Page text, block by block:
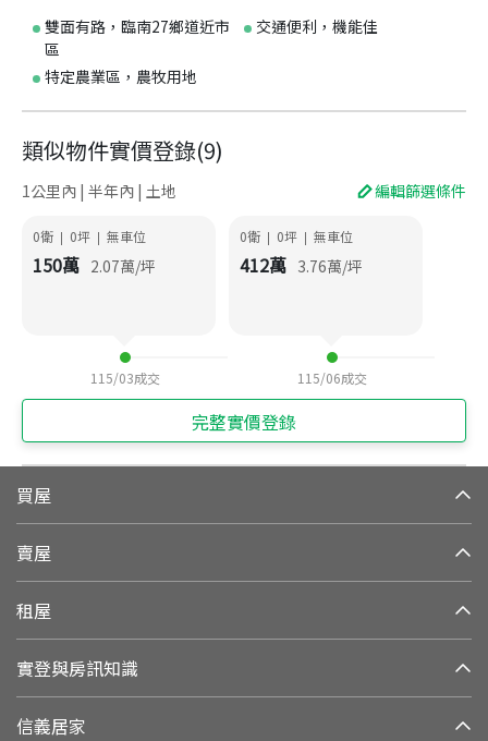
雙面有路，臨南27鄉道近市
區
交通便利，機能佳
特定農業區，農牧用地
類似物件實價登錄(9)
1公里內 | 半年內 | 土地 編輯篩選條件
0衛 | 0坪 | 無車位
150萬 2.07萬/坪
115/03成交
0衛 | 0坪 | 無車位
412萬 3.76萬/坪
115/06成交
完整實價登錄
買屋
賣屋
租屋
實登與房訊知識
信義居家